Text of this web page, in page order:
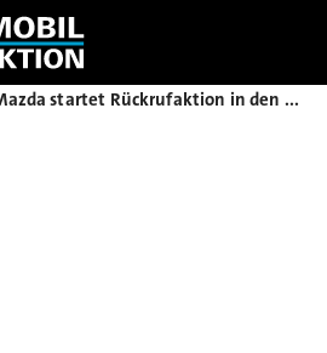
Mazda startet Rückrufaktion in den USA